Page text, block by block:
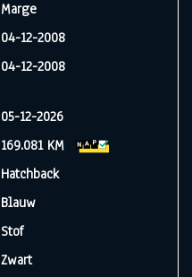
Marge
04-12-2008
04-12-2008
05-12-2026
169.081 KM
Hatchback
Blauw
Stof
Zwart